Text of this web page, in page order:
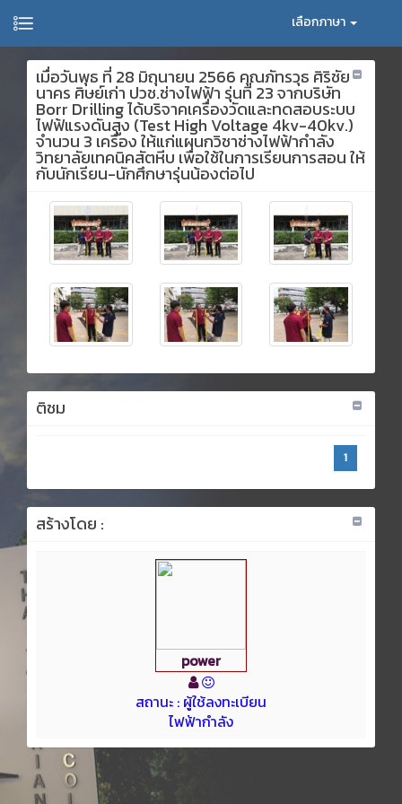
เลือกภาษา
เมื่อวันพุธ ที่ 28 มิถุนายน 2566 คุณภัทรวุธ ศิริชัย
นาคร ศิษย์เก่า ปวช.ช่างไฟฟ้า รุ่นที่ 23 จากบริษัท
Borr Drilling ได้บริจาคเครื่องวัดและทดสอบระบบ
ไฟฟ้แรงดันสูง (Test High Voltage 4kv-40kv.)
จำนวน 3 เครื่อง ให้แก่แผนกวิชาช่างไฟฟ้ากำลัง
วิทยาลัยเทคนิคสัตหีบ เพื่อใช้ในการเรียนการสอน ให้
กับนักเรียน-นักศึกษารุ่นน้องต่อไป
ติชม
1
สร้างโดย :
power
สถานะ : ผู้ใช้ลงทะเบียน
ไฟฟ้ากำลัง